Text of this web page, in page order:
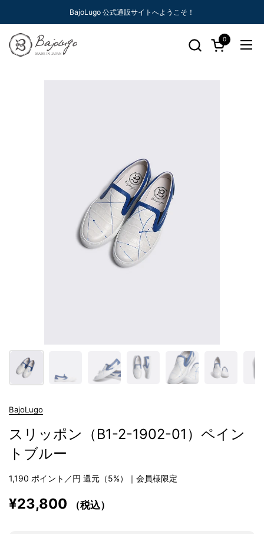
BajoLugo 公式通販サイトへようこそ！
カートを開く
0
メニ
BajoLugo
スリッポン（B1-2-1902-01）ペイン
トブルー
1,190 ポイント／円 還元（5%）｜会員様限定
¥23,800 （税込）